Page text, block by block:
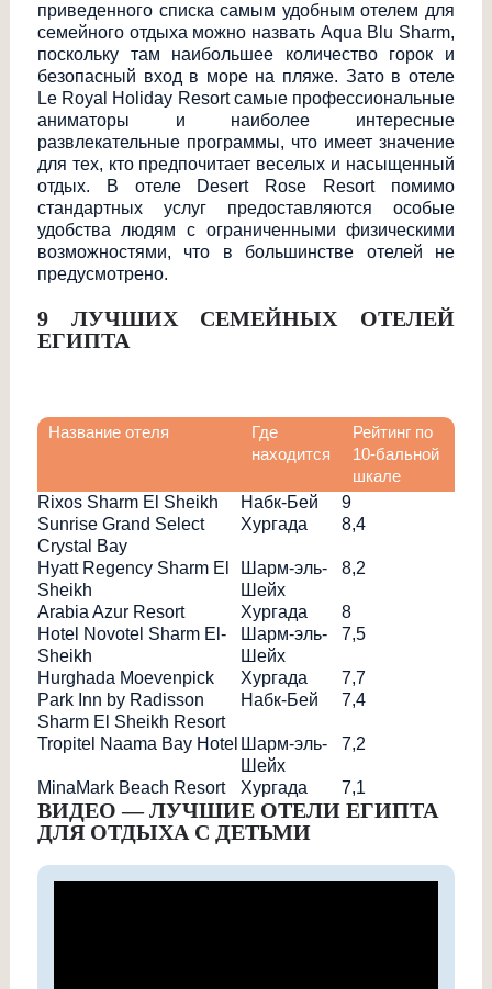
приведенного списка самым удобным отелем для
семейного отдыха можно назвать Aqua Blu Sharm,
поскольку там наибольшее количество горок и
безопасный вход в море на пляже. Зато в отеле
Le Royal Holiday Resort самые профессиональные
аниматоры и наиболее интересные
развлекательные программы, что имеет значение
для тех, кто предпочитает веселых и насыщенный
отдых. В отеле Desert Rose Resort помимо
стандартных услуг предоставляются особые
удобства людям с ограниченными физическими
возможностями, что в большинстве отелей не
предусмотрено.
9 ЛУЧШИХ СЕМЕЙНЫХ ОТЕЛЕЙ
ЕГИПТА
Название отеля
Где
находится
Рейтинг по
10-бальной
шкале
Rixos Sharm El Sheikh
Набк-Бей
9
Sunrise Grand Select
Crystal Bay
Хургада 8,4
Hyatt Regency Sharm El
Sheikh
Шарм-эль-
Шейх
8,2
Arabia Azur Resort Хургада
8
Hotel Novotel Sharm El-
Sheikh
Шарм-эль-
Шейх
7,5
Hurghada Moevenpick Хургада
7,7
Park Inn by Radisson
Sharm El Sheikh Resort
Набк-Бей 7,4
Tropitel Naama Bay Hotel Шарм-эль-
Шейх
7,2
MinaMark Beach Resort Хургада 7,1
ВИДЕО — ЛУЧШИЕ ОТЕЛИ ЕГИПТА
ДЛЯ ОТДЫХА С ДЕТЬМИ